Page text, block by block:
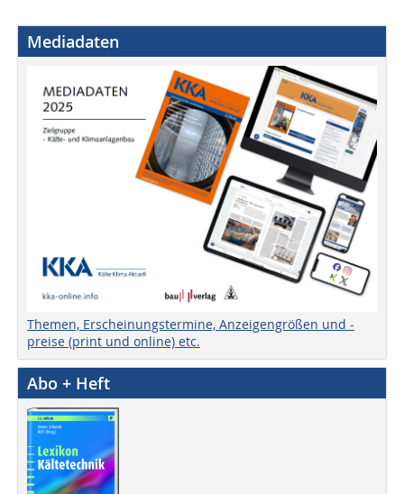
Mediadaten
Themen, Erscheinungstermine, Anzeigengrößen und -
preise (print und online) etc.
Abo + Heft